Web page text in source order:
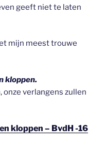
geeft niet te laten
mijn meest trouwe
kloppen.
verlangens zullen
kloppen – BvdH -16